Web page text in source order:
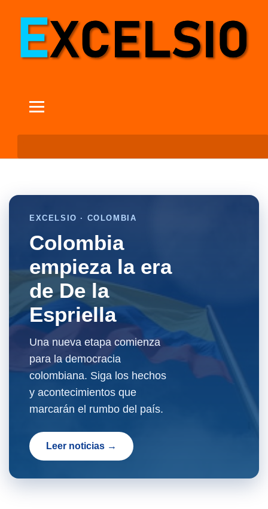
EXCELSIO · COLOMBIA
Colombia
empieza la era
de De la
Espriella
Una nueva etapa comienza
para la democracia
colombiana. Siga los hechos
y acontecimientos que
marcarán el rumbo del país.
Leer noticias →